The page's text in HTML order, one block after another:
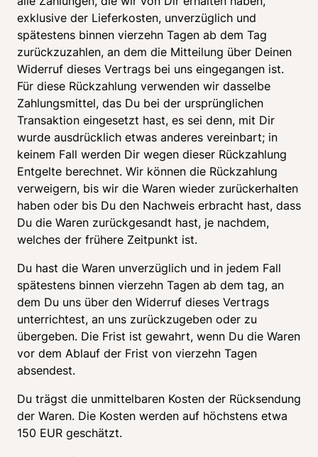
exklusive der Lieferkosten, unverzüglich und
spätestens binnen vierzehn Tagen ab dem Tag
zurückzuzahlen, an dem die Mitteilung über Deinen
Widerruf dieses Vertrags bei uns eingegangen ist.
Für diese Rückzahlung verwenden wir dasselbe
Zahlungsmittel, das Du bei der ursprünglichen
Transaktion eingesetzt hast, es sei denn, mit Dir
wurde ausdrücklich etwas anderes vereinbart; in
keinem Fall werden Dir wegen dieser Rückzahlung
Entgelte berechnet. Wir können die Rückzahlung
verweigern, bis wir die Waren wieder zurückerhalten
haben oder bis Du den Nachweis erbracht hast, dass
Du die Waren zurückgesandt hast, je nachdem,
welches der frühere Zeitpunkt ist.
Du hast die Waren unverzüglich und in jedem Fall
spätestens binnen vierzehn Tagen ab dem tag, an
dem Du uns über den Widerruf dieses Vertrags
unterrichtest, an uns zurückzugeben oder zu
übergeben. Die Frist ist gewahrt, wenn Du die Waren
vor dem Ablauf der Frist von vierzehn Tagen
absendest.
Du trägst die unmittelbaren Kosten der Rücksendung
der Waren. Die Kosten werden auf höchstens etwa
150 EUR geschätzt.